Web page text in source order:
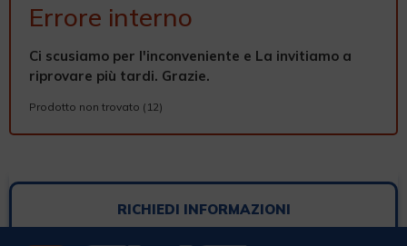
Errore interno
Ci scusiamo per l'inconveniente e La invitiamo a
riprovare più tardi. Grazie.
Prodotto non trovato (12)
RICHIEDI INFORMAZIONI